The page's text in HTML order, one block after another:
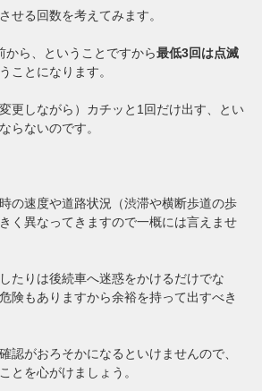
せる回数を考えてみます。
から、ということですから最低3回は点滅
ことになります。
更しながら）カチッと1回だけ出す、とい
らないのです。
時の速度や道路状況（渋滞や横断歩道の歩
く異なってきますので一概には言えませ
たりは後続車へ迷惑をかけるだけでな
険もありますから余裕を持って出すべき
認がおろそかになるといけませんので、
ことを心がけましょう。